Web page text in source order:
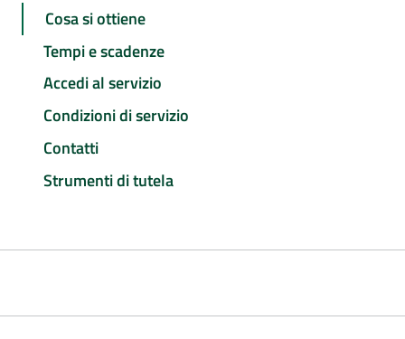
Cosa si ottiene
Tempi e scadenze
Accedi al servizio
Condizioni di servizio
Contatti
Strumenti di tutela